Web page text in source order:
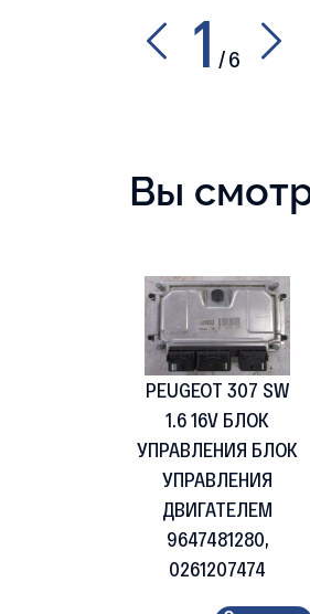
1 /6
Вы
PEUGEOT 307 SW
1.6 16V БЛОК
УПРАВЛЕНИЯ БЛОК
УПРАВЛЕНИЯ
ДВИГАТЕЛЕМ
9647481280,
0261207474